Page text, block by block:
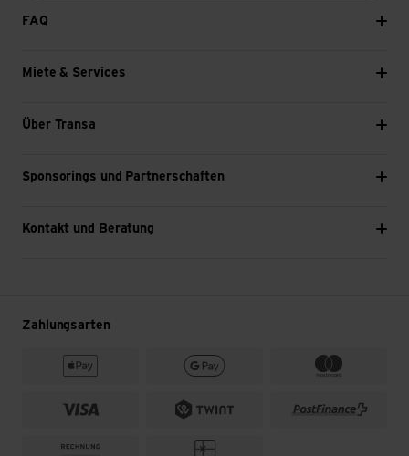
FAQ
Miete & Services
Über Transa
Sponsorings und Partnerschaften
Kontakt und Beratung
Zahlungsarten